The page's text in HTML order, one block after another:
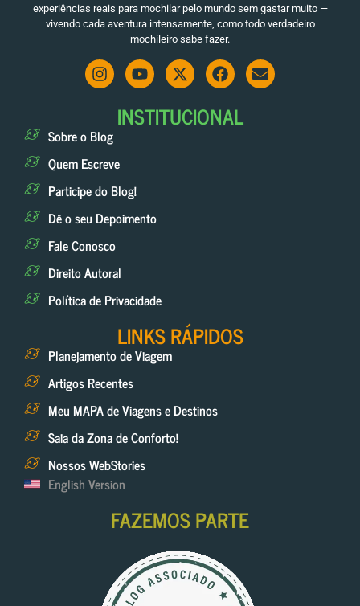
experiências reais para mochilar pelo mundo sem gastar muito —
vivendo cada aventura intensamente, como todo verdadeiro
mochileiro sabe fazer.
INSTITUCIONAL
Sobre o Blog
Quem Escreve
Participe do Blog!
Dê o seu Depoimento
Fale Conosco
Direito Autoral
Política de Privacidade
LINKS RÁPIDOS
Planejamento de Viagem
Artigos Recentes
Meu MAPA de Viagens e Destinos
Saia da Zona de Conforto!
Nossos WebStories
English Version
FAZEMOS PARTE